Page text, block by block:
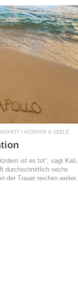
/ KÖRPER & SEELE
ist es tot“, sagt Kati,
durchschnittlich sechs
der Trauer reichen weiter.